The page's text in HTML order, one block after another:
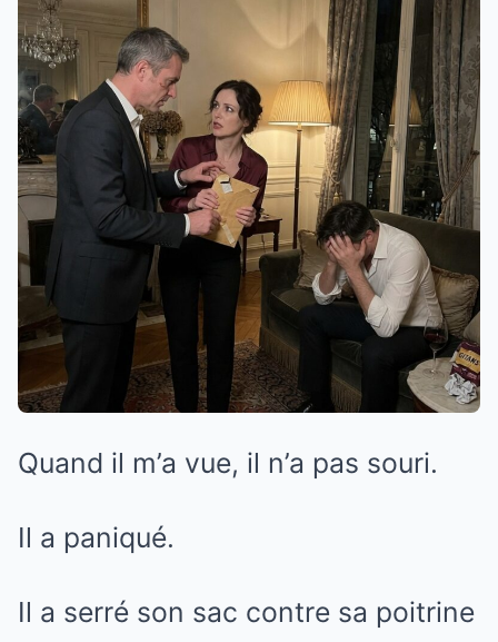
Quand il m’a vue, il n’a pas souri.
Il a paniqué.
Il a serré son sac contre sa poitrine